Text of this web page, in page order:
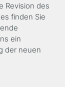
Revision des
finden Sie
ein
der neuen